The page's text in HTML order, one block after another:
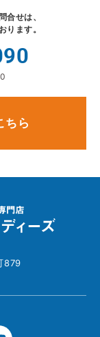
合せは、
ります。
ちら
879